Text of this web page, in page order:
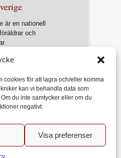
cookies för att lagra och/eller komma
kan vi behandla data som
du inte samtycker eller om du
negativt.
Visa preferenser
är en nationell
och
ändamål är att
främjar varje
lärande och
Acceptera